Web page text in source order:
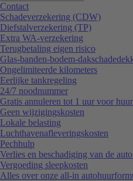
Contact
Schadeverzekering (CDW)
Diefstalverzekering (TP)
Extra WA-verzekering
Terugbetaling eigen risico
Glas-banden-bodem-
Ongelimiteerde kilometers
Eerlijke tankregeling
24/7 noodnummer
Gratis annuleren tot 1 uur voor
Geen wijzigingskosten
Lokale belasting
Luchthavenafleveringskosten
Pechhulp
Verlies en beschadiging van de
Vergoeding sleepkosten
Alles over onze all-in